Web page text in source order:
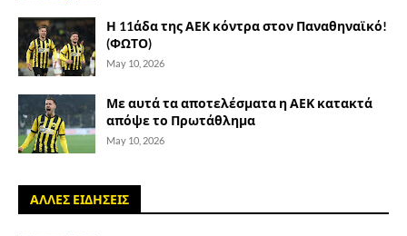
Η 11άδα της ΑΕΚ κόντρα στον Παναθηναϊκό!
(ΦΩΤΟ)
May 10, 2026
Με αυτά τα αποτελέσματα η ΑΕΚ κατακτά
απόψε το Πρωτάθλημα
May 10, 2026
ΑΛΛΕΣ ΕΙΔΗΣΕΙΣ